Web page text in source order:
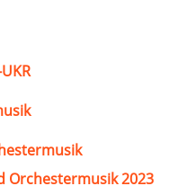
Orchestermusik 2023